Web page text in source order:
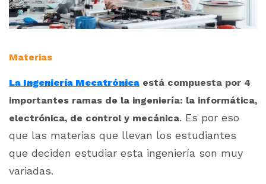
Materias
La Ingeniería Mecatrónica está compuesta por 4
importantes ramas de la ingeniería: la informática,
electrónica, de control y mecánica. Es por eso
que las materias que llevan los estudiantes
que deciden estudiar esta ingeniería son muy
variadas.